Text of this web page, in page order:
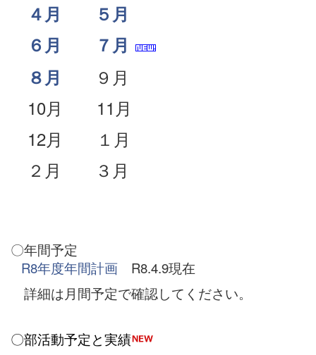
４月
５月
６月
７月
８月
９月
10月 11月
12月 １月
２月 ３月
〇年間予定
R8年度年間計画 R8.4.9現在
詳細は月間予定で確認してください。
〇部活動予定と実績